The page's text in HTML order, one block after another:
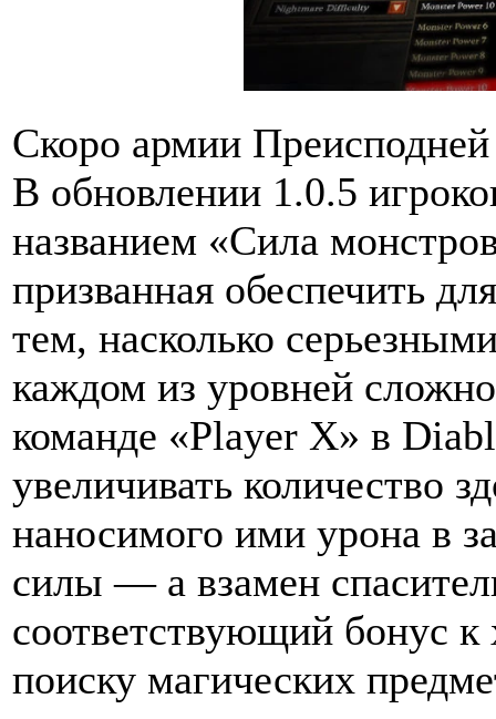
Скоро армии
В обновлении 1.0.5
названием «Сила
призванная обеспечить
тем, насколько
каждом из уровней
команде «Player X» в
увеличивать количество
наносимого ими урона в
силы — а взамен
соответствующий бонус к
поиску магических